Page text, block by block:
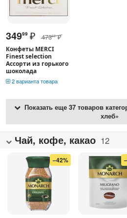
34999 ₽ 47369 ₽
Конфеты MERCI
Finest selection
Ассорти из горького
шоколада
2 варианта товара
Показать еще 37 товаров
хлеб»
Чай, кофе, какао 12
–42%